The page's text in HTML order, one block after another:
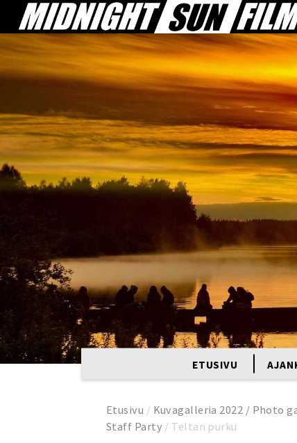
ETUSIVU
Etusivu / Kuvagalleria 2022 / Photo
Staff Party / Teltan purku